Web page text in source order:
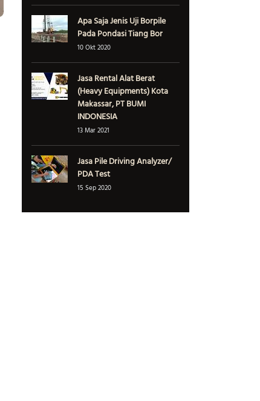
Apa Saja Jenis Uji Borpile
Pada Pondasi Tiang Bor
10 Okt 2020
Jasa Rental Alat Berat
(Heavy Equipments) Kota
Makassar, PT BUMI
INDONESIA
13 Mar 2021
Jasa Pile Driving Analyzer/
PDA Test
15 Sep 2020